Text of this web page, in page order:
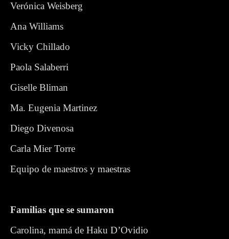
Verónica Weisberg
Ana Williams
Vicky Chillado
Paola Salaberri
Giselle Bliman
Ma. Eugenia Martinez
Diego Divenosa
Carla Mier Torre
Equipo de maestros y maestras
Familias que se sumaron
Carolina, mamá de Haku D’Ovidio